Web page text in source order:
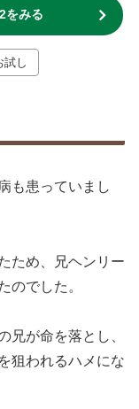
をみる
試し
も患っていまし
ため、兄ヘンリー
のでした。
兄が命を落とし、
狙われるハメにな